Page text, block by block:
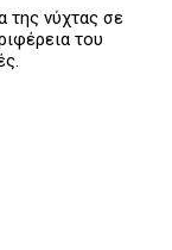
της νύχτας σε
του